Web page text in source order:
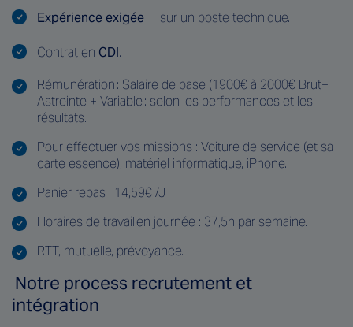
Expérience exigée sur un poste technique.
Contrat en CDI.
Rémunération : Salaire de base (1900€ à 2000€ Brut+
Astreinte + Variable : selon les performances et les
résultats.
Pour effectuer vos missions : Voiture de service (et sa
carte essence), matériel informatique, iPhone.
Panier repas : 14,59€ /JT.
Horaires de travail en journée : 37,5h par semaine.
RTT, mutuelle, prévoyance.
Notre process recrutement et
intégration